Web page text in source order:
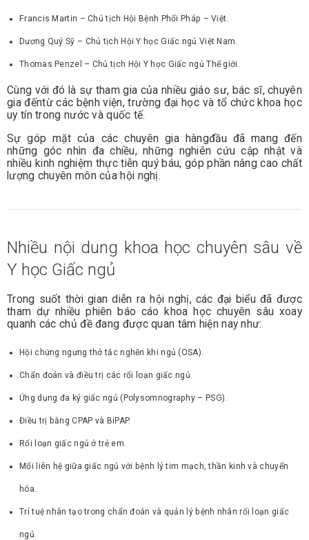
Francis Martin – Chủ tịch Hội Bệnh Phổi Pháp – Việt.
Dương Quý Sỹ – Chủ tịch Hội Y học Giấc ngủ Việt Nam.
Thomas Penzel – Chủ tịch Hội Y học Giấc ngủ Thế giới.
Cùng với đó là sự tham gia của nhiều giáo sư, bác sĩ, chuyên
gia đếntừ các bệnh viện, trường đại học và tổ chức khoa học
uy tín trong nước và quốc tế.
Sự góp mặt của các chuyên gia hàngđầu đã mang đến
những góc nhìn đa chiều, những nghiên cứu cập nhật và
nhiều kinh nghiệm thực tiễn quý báu, góp phần nâng cao chất
lượng chuyên môn của hội nghị.
Nhiều nội dung khoa học chuyên sâu về
Y học Giấc ngủ
Trong suốt thời gian diễn ra hội nghị, các đại biểu đã được
tham dự nhiều phiên báo cáo khoa học chuyên sâu xoay
quanh các chủ đề đang được quan tâm hiện nay như:
Hội chứng ngưng thở tắc nghẽn khi ngủ (OSA).
Chẩn đoán và điều trị các rối loạn giấc ngủ.
Ứng dụng đa ký giấc ngủ (Polysomnography – PSG).
Điều trị bằng CPAP và BiPAP.
Rối loạn giấc ngủ ở trẻ em.
Mối liên hệ giữa giấc ngủ với bệnh lý tim mạch, thần kinh và chuyển
hóa.
Trí tuệ nhân tạo trong chẩn đoán và quản lý bệnh nhân rối loạn giấc
ngủ.